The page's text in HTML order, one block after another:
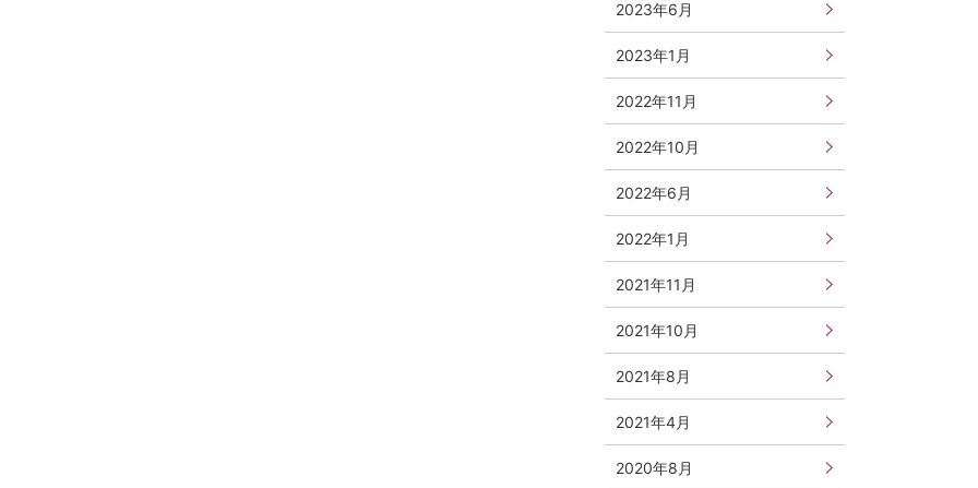
2023年6月
2023年1月
2022年11月
2022年10月
2022年6月
2022年1月
2021年11月
2021年10月
2021年8月
2021年4月
2020年8月